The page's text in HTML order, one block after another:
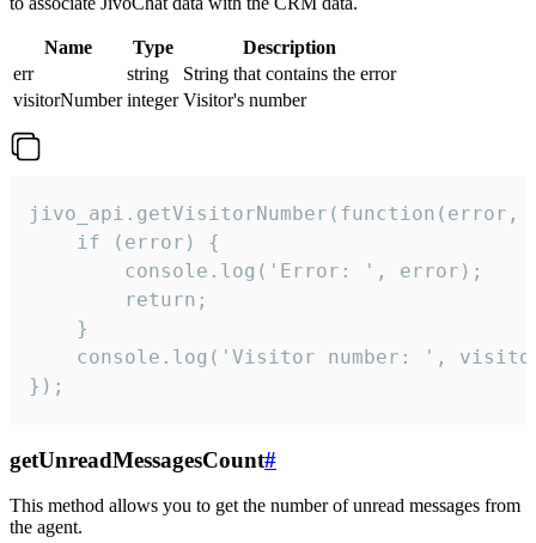
Name Type
Description
err
string
String that contains the error
visitorNumber integer Visitor's number
jivo_api.getVisitorNumber(function(error,
    if (error) {
        console.log('Error: ', error);
        return;
    }
console.log('Visitor number: ',
});
getUnreadMessagesCount#
This method allows you to get the number of unread messages from
the agent.